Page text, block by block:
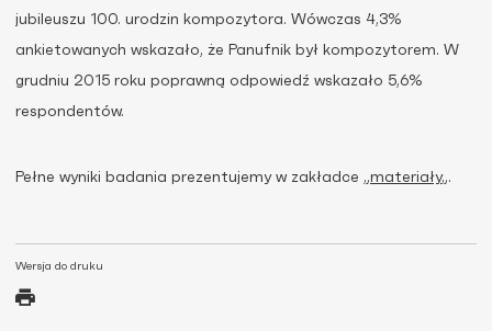
Wersja do druku
jubileuszu 100. urodzin kompozytora. Wówczas 4,3%
ankietowanych wskazało, że Panufnik był kompozytorem. W
grudniu 2015 roku poprawną odpowiedź wskazało 5,6%
respondentów.
Pełne wyniki badania prezentujemy w zakładce „materiały„.